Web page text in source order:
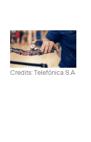
Credits: Telefónica S.A